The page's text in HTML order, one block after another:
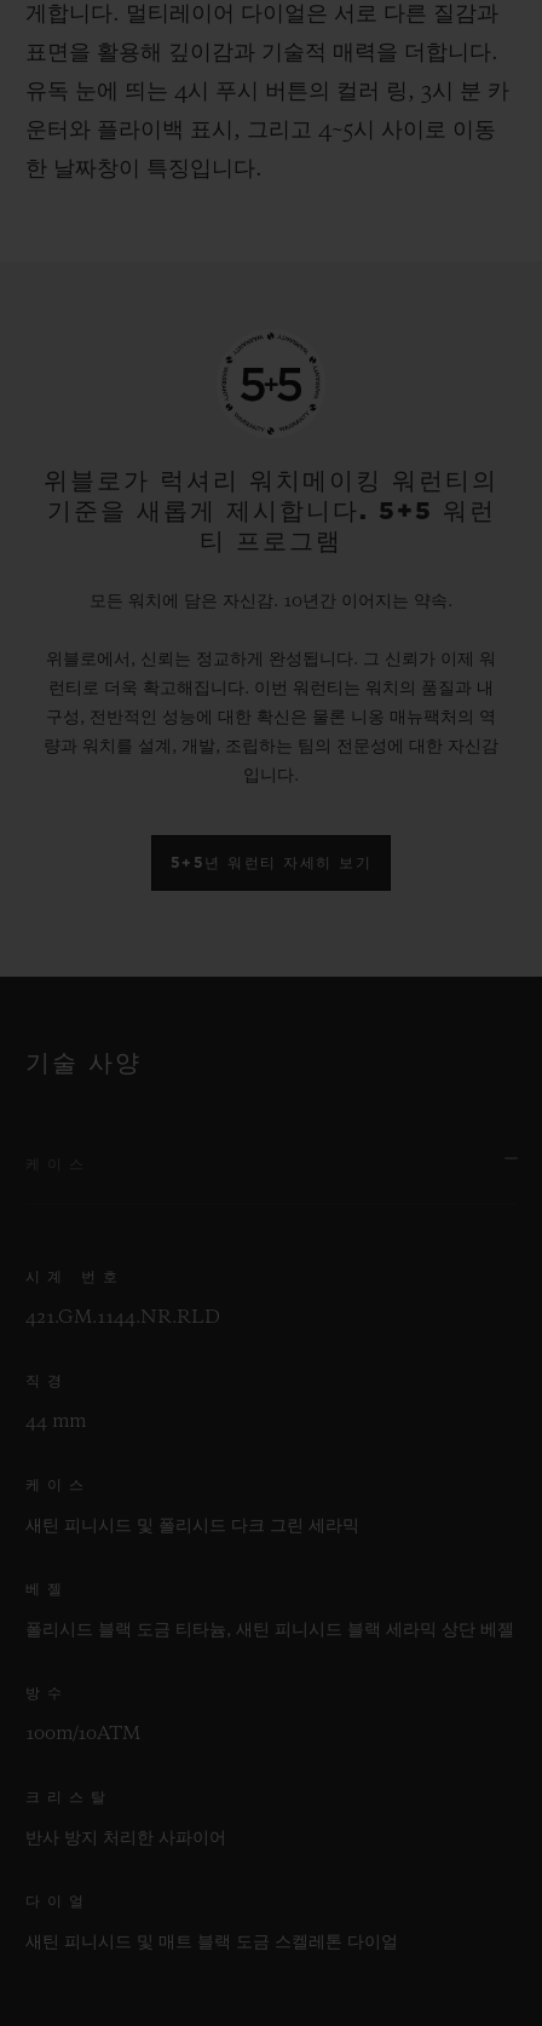
게합니다. 멀티레이어 다이얼은 서로 다른 질감과
표면을 활용해 깊이감과 기술적 매력을 더합니다.
유독 눈에 띄는 4시 푸시 버튼의 컬러 링, 3시 분 카
운터와 플라이백 표시, 그리고 4~5시 사이로 이동
한 날짜창이 특징입니다.
위블로가 럭셔리 워치메이킹 워런티의
기준을 새롭게 제시합니다. 5+5 워런
티 프로그램
모든 워치에 담은 자신감. 10년간 이어지는 약속.
위블로에서, 신뢰는 정교하게 완성됩니다. 그 신뢰가 이제 워
런티로 더욱 확고해집니다. 이번 워런티는 워치의 품질과 내
구성, 전반적인 성능에 대한 확신은 물론 니옹 매뉴팩처의 역
량과 워치를 설계, 개발, 조립하는 팀의 전문성에 대한 자신감
입니다.
5+5년 워런티 자세히 보기
기술 사양
시계 번호
421.GM.1144.NR.RLD
직경
44 mm
케이스
새틴 피니시드 및 폴리시드 다크 그린 세라믹
베젤
폴리시드 블랙 도금 티타늄, 새틴 피니시드 블랙 세라믹 상단 베젤
방수
100m/10ATM
크리스탈
반사 방지 처리한 사파이어
다이얼
새틴 피니시드 및 매트 블랙 도금 스켈레톤 다이얼